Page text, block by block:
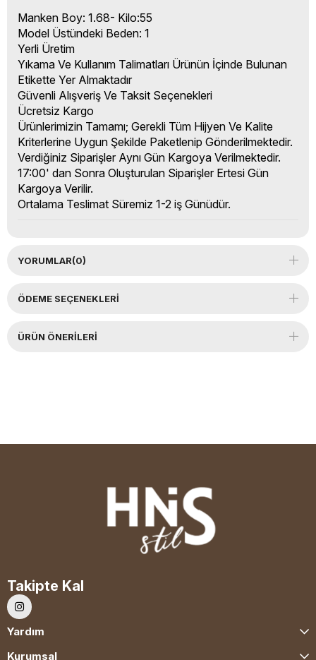
Manken Boy: 1.68- Kilo:55
Model Üstündeki Beden: 1
Yerli Üretim
Yıkama Ve Kullanım Talimatları Ürünün İçinde Bulunan
Etikette Yer Almaktadır
Güvenli Alışveriş Ve Taksit Seçenekleri
Ücretsiz Kargo
Ürünlerimizin Tamamı; Gerekli Tüm Hijyen Ve Kalite
Kriterlerine Uygun Şekilde Paketlenip Gönderilmektedir.
Verdiğiniz Siparişler Aynı Gün Kargoya Verilmektedir.
17:00' dan Sonra Oluşturulan Siparişler Ertesi Gün
Kargoya Verilir.
Ortalama Teslimat Süremiz 1-2 iş Günüdür.
YORUMLAR(0)
ÖDEME SEÇENEKLERI
ÜRÜN ÖNERILERI
Takipte Kal
Yardım
Kurumsal